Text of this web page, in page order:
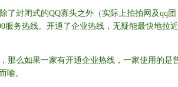
了封闭式的QQ寡头之外（实际上拍拍网及qq团
服务热线。开通了企业热线，无疑能最快地拉近
那么如果一家有开通企业热线，一家使用的是
喻。